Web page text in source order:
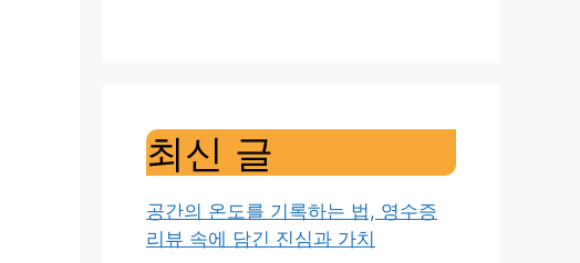
최신 글
공간의 온도를 기록하는 법, 영수증
리뷰 속에 담긴 진심과 가치